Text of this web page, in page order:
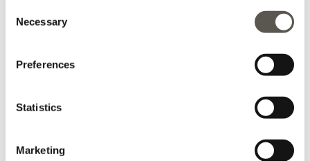
Selection
Necessary
Preferences
Statistics
Marketing